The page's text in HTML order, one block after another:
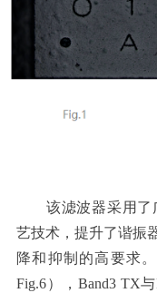
该滤波器采用了
艺技术，提升了谐振
降和抑制的高要求
Fig.6），Band3 TX